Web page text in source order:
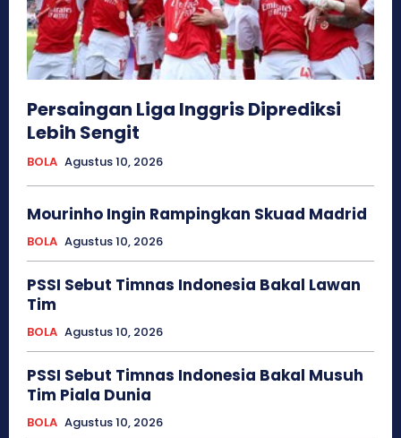
Persaingan Liga Inggris Diprediksi
Lebih Sengit
BOLA Agustus 10, 2026
Mourinho Ingin Rampingkan Skuad Madrid
BOLA Agustus 10, 2026
PSSI Sebut Timnas Indonesia Bakal Lawan
Tim
BOLA Agustus 10, 2026
PSSI Sebut Timnas Indonesia Bakal Musuh
Tim Piala Dunia
BOLA Agustus 10, 2026